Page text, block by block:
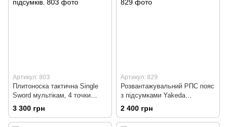
Артикул: 803
Плитоноска тактична Single
Sword мультікам, 4 точки
швидке скидання + 7
підсумків.
3 300 грн
Артикул: 829
Розвантажувальний РПС пояс
з підсумками Yakeda
Multicam. Тактичний пояс.
2 400 грн